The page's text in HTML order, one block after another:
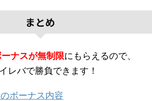
まとめ
ナスが無制限にもらえるので、
レバで勝負できます！
ボーナス内容